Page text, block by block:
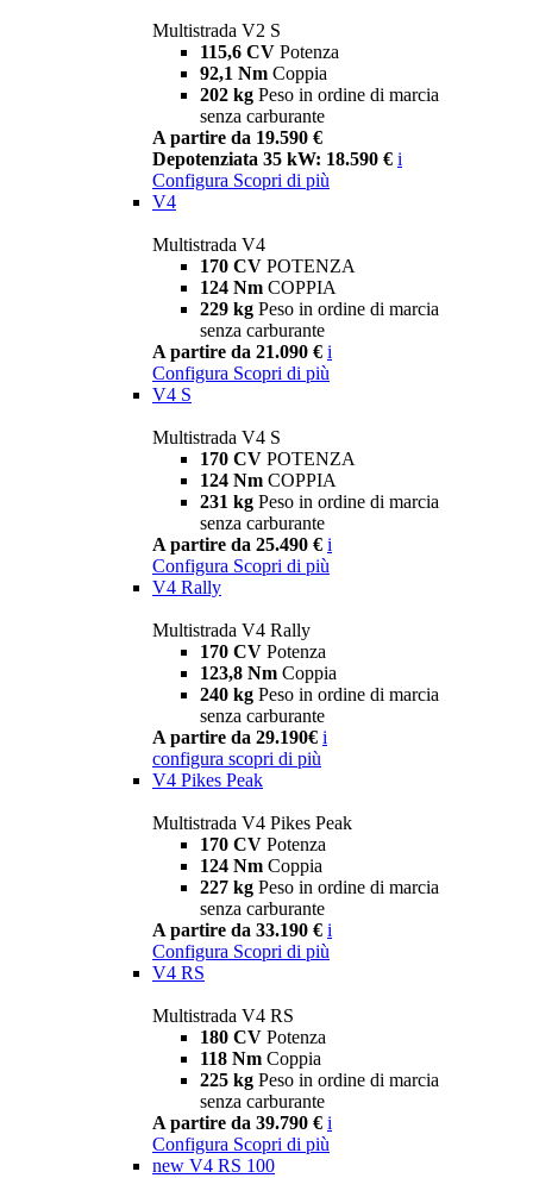
Multistrada V2 S
115,6 CV Potenza
92,1 Nm Coppia
202 kg Peso in ordine di marcia
senza carburante
A partire da 19.590 €
Depotenziata 35 kW: 18.590 € i
Configura Scopri di più
V4
Multistrada V4
170 CV POTENZA
124 Nm COPPIA
229 kg Peso in ordine di marcia
senza carburante
A partire da 21.090 € i
Configura Scopri di più
V4 S
Multistrada V4 S
170 CV POTENZA
124 Nm COPPIA
231 kg Peso in ordine di marcia
senza carburante
A partire da 25.490 € i
Configura Scopri di più
V4 Rally
Multistrada V4 Rally
170 CV Potenza
123,8 Nm Coppia
240 kg Peso in ordine di marcia
senza carburante
A partire da 29.190€ i
configura scopri di più
V4 Pikes Peak
Multistrada V4 Pikes Peak
170 CV Potenza
124 Nm Coppia
227 kg Peso in ordine di marcia
senza carburante
A partire da 33.190 € i
Configura Scopri di più
V4 RS
Multistrada V4 RS
180 CV Potenza
118 Nm Coppia
225 kg Peso in ordine di marcia
senza carburante
A partire da 39.790 € i
Configura Scopri di più
new V4 RS 100